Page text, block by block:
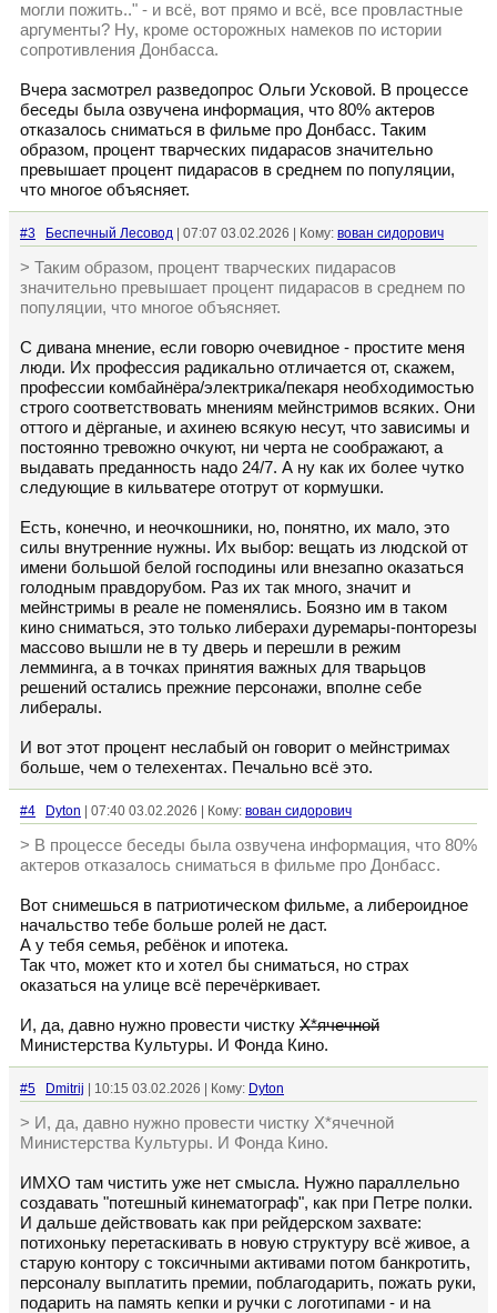
могли пожить.." - и всё, вот прямо и всё, все провластные
аргументы? Ну, кроме осторожных намеков по истории
сопротивления Донбасса.
Вчера засмотрел разведопрос Ольги Усковой. В процессе
беседы была озвучена информация, что 80% актеров
отказалось сниматься в фильме про Донбасс. Таким
образом, процент тварческих пидарасов значительно
превышает процент пидарасов в среднем по популяции,
что многое объясняет.
#3 Беспечный Лесовод | 07:07 03.02.2026 | Кому: вован сидорович
> Таким образом, процент тварческих пидарасов
значительно превышает процент пидарасов в среднем по
популяции, что многое объясняет.
С дивана мнение, если говорю очевидное - простите меня
люди. Их профессия радикально отличается от, скажем,
профессии комбайнёра/электрика/пекаря необходимостью
строго соответствовать мнениям мейнстримов всяких. Они
оттого и дёрганые, и ахинею всякую несут, что зависимы и
постоянно тревожно очкуют, ни черта не соображают, а
выдавать преданность надо 24/7. А ну как их более чутко
следующие в кильватере ототрут от кормушки.
Есть, конечно, и неочкошники, но, понятно, их мало, это
силы внутренние нужны. Их выбор: вещать из людской от
имени большой белой господины или внезапно оказаться
голодным правдорубом. Раз их так много, значит и
мейнстримы в реале не поменялись. Боязно им в таком
кино сниматься, это только либерахи дуремары-понторезы
массово вышли не в ту дверь и перешли в режим
лемминга, а в точках принятия важных для тварьцов
решений остались прежние персонажи, вполне себе
либералы.
И вот этот процент неслабый он говорит о мейнстримах
больше, чем о телехентах. Печально всё это.
#4 Dyton | 07:40 03.02.2026 | Кому: вован сидорович
> В процессе беседы была озвучена информация, что 80%
актеров отказалось сниматься в фильме про Донбасс.
Вот снимешься в патриотическом фильме, а либероидное
начальство тебе больше ролей не даст.
А у тебя семья, ребёнок и ипотека.
Так что, может кто и хотел бы сниматься, но страх
оказаться на улице всё перечёркивает.
И, да, давно нужно провести чистку Х*ячечной
Министерства Культуры. И Фонда Кино.
#5 Dmitrij | 10:15 03.02.2026 | Кому: Dyton
> И, да, давно нужно провести чистку Х*ячечной
Министерства Культуры. И Фонда Кино.
ИМХО там чистить уже нет смысла. Нужно параллельно
создавать "потешный кинематограф", как при Петре полки.
И дальше действовать как при рейдерском захвате:
потихоньку перетаскивать в новую структуру всё живое, а
старую контору с токсичными активами потом банкротить,
персоналу выплатить премии, поблагодарить, пожать руки,
подарить на память кепки и ручки с логотипами - и на